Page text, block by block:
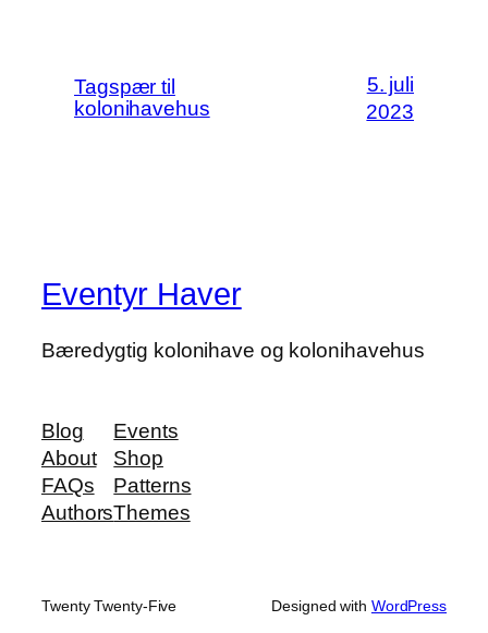
Tagspær til
kolonihavehus
5. juli
2023
Eventyr Haver
Bæredygtig kolonihave og kolonihavehus
Blog
About
FAQs
Authors
Events
Shop
Patterns
Themes
Twenty Twenty-Five Designed with WordPress